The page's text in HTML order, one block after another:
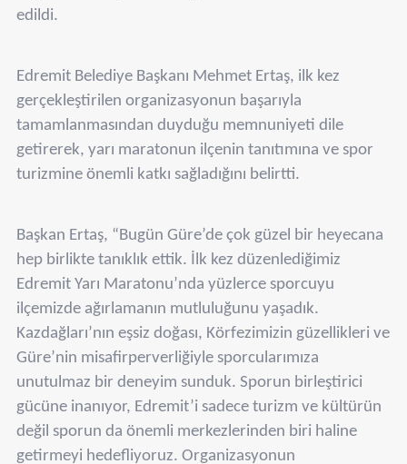
edildi.
Edremit Belediye Başkanı Mehmet Ertaş, ilk kez
gerçekleştirilen organizasyonun başarıyla
tamamlanmasından duyduğu memnuniyeti dile
getirerek, yarı maratonun ilçenin tanıtımına ve spor
turizmine önemli katkı sağladığını belirtti.
Başkan Ertaş, “Bugün Güre’de çok güzel bir heyecana
hep birlikte tanıklık ettik. İlk kez düzenlediğimiz
Edremit Yarı Maratonu’nda yüzlerce sporcuyu
ilçemizde ağırlamanın mutluluğunu yaşadık.
Kazdağları’nın eşsiz doğası, Körfezimizin güzellikleri ve
Güre’nin misafirperverliğiyle sporcularımıza
unutulmaz bir deneyim sunduk. Sporun birleştirici
gücüne inanıyor, Edremit’i sadece turizm ve kültürün
değil sporun da önemli merkezlerinden biri haline
getirmeyi hedefliyoruz. Organizasyonun